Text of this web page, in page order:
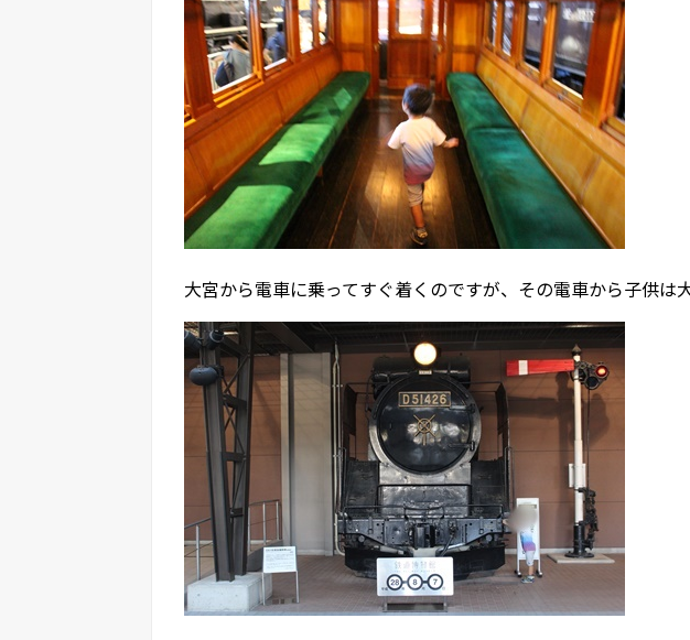
大宮から電車に乗ってすぐ着くのですが、その電車から子供は大